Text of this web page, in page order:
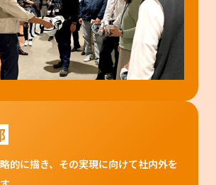
的に描き、その実現に向けて社内外を